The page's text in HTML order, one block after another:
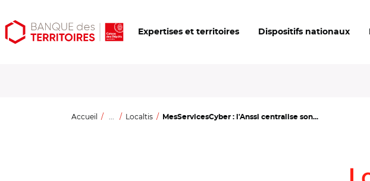
Aller
au
Aller
au
Ouvrir
les
Expertises et territoires Dispositifs nationaux
Accueil ... Localtis MesServicesCyber : l'Anssi centralise son...